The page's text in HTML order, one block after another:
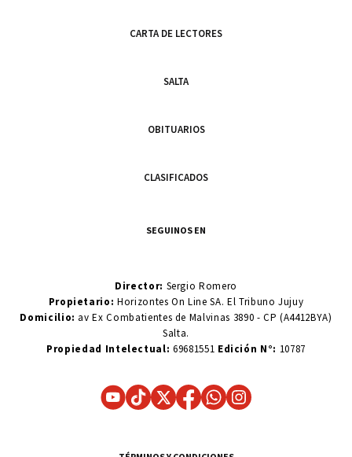
CARTA DE LECTORES
SALTA
OBITUARIOS
CLASIFICADOS
SEGUINOS EN
Director: Sergio Romero
Propietario:Horizontes On Line SA. El Tribuno Jujuy
Domicilio: av Ex Combatientes de Malvinas 3890 - CP (A4412BYA)
Salta.
Propiedad Intelectual: 69681551 Edición N°: 10787